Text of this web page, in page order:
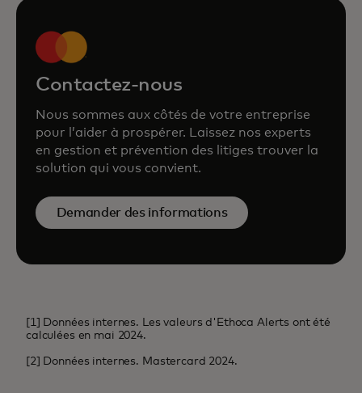
Contactez-nous
Nous sommes aux côtés de votre entreprise
pour l’aider à prospérer. Laissez nos experts
en gestion et prévention des litiges trouver la
solution qui vous convient.
Demander des informations
[1] Données internes. Les valeurs d'Ethoca Alerts ont été
calculées en mai 2024.
[2] Données internes. Mastercard 2024.